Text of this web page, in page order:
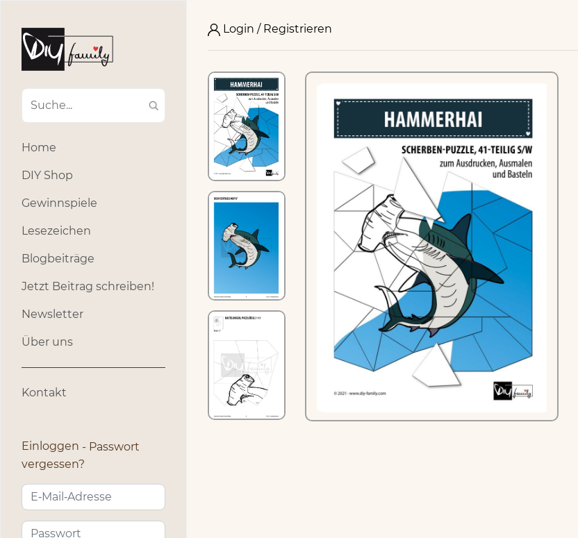
Home
DIY Shop
Gewinnspiele
Lesezeichen
Blogbeiträge
Jetzt Beitrag schreiben!
Newsletter
Über uns
Kontakt
Einloggen
Passwort
vergessen?
Login / Registrieren